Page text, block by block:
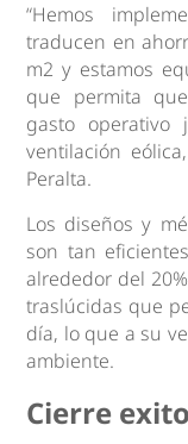
“Hemos
traducen en
m2 y estamos
que permita
gasto
ventilación
Peralta.
Los diseños y
son tan
alrededor del
traslúcidas que
día, lo que a su
ambiente.
Cierre